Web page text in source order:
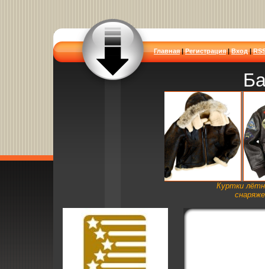
Главная|Регистрация|Вход|
Куртки